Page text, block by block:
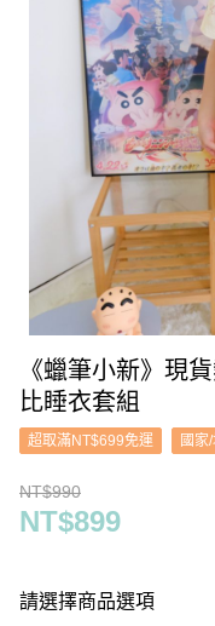
《蠟筆小新》現
比睡衣套組
超取滿NT$699免運 國家
NT$990
NT$899
請選擇商品選項